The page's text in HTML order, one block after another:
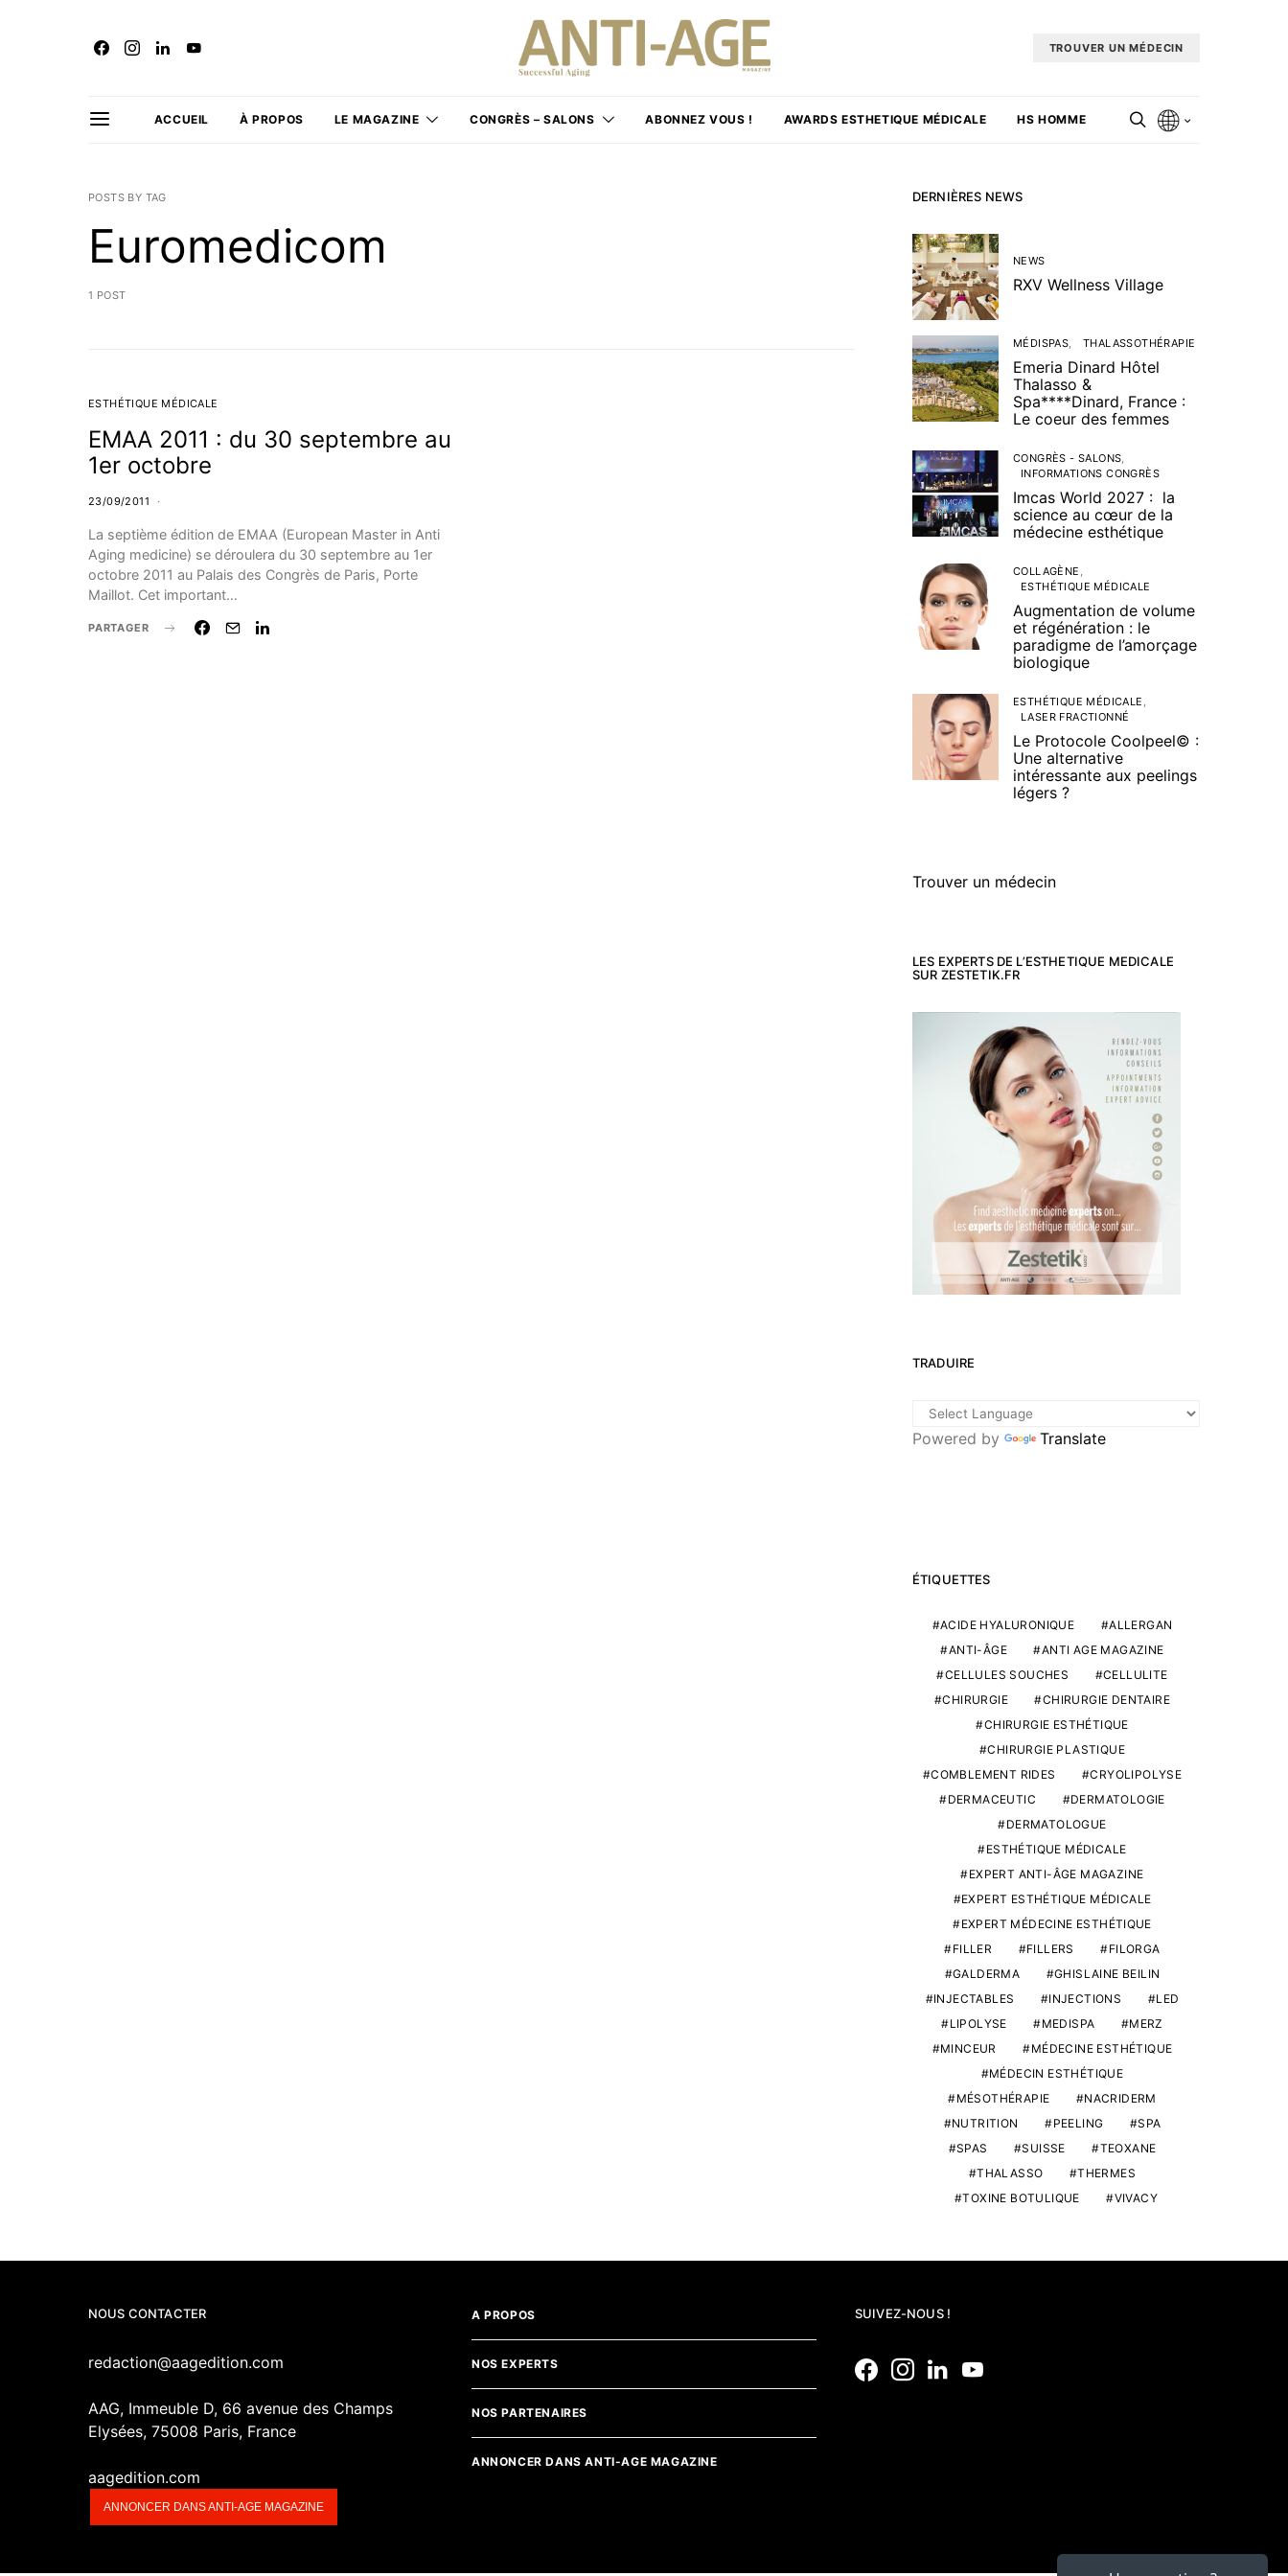
TROUVER UN MÉDECIN
ACCUEIL À PROPOS LE MAGAZINE CONGRÈS – SALONS ABONNEZ VOUS ! AWARDS ESTHETIQUE MÉDICALE HS HOMME
POSTS BY TAG
Euromedicom
1 POST
ESTHÉTIQUE MÉDICALE
EMAA 2011 : du 30 septembre au
1er octobre
23/09/2011
La septième édition de EMAA (European Master in Anti
Aging medicine) se déroulera du 30 septembre au 1er
octobre 2011 au Palais des Congrès de Paris, Porte
Maillot. Cet important…
PARTAGER
DERNIÈRES NEWS
NEWS
RXV Wellness Village
MÉDISPAS THALASSOTHÉRAPIE
Emeria Dinard Hôtel
Thalasso &
Spa****Dinard, France :
Le coeur des femmes
CONGRÈS - SALONS
INFORMATIONS CONGRÈS
Imcas World 2027 : la
science au cœur de la
médecine esthétique
COLLAGÈNE
ESTHÉTIQUE MÉDICALE
Augmentation de volume
et régénération : le
paradigme de l’amorçage
biologique
ESTHÉTIQUE MÉDICALE
LASER FRACTIONNÉ
Le Protocole Coolpeel© :
Une alternative
intéressante aux peelings
légers ?
Trouver un médecin
LES EXPERTS DE L’ESTHETIQUE MEDICALE
SUR ZESTETIK.FR
TRADUIRE
Powered by Translate
ÉTIQUETTES
ACIDE HYALURONIQUE
ALLERGAN
ANTI-ÂGE
ANTI AGE MAGAZINE
CELLULES SOUCHES
CELLULITE
CHIRURGIE
CHIRURGIE DENTAIRE
CHIRURGIE ESTHÉTIQUE
CHIRURGIE PLASTIQUE
COMBLEMENT RIDES
CRYOLIPOLYSE
DERMACEUTIC
DERMATOLOGIE
DERMATOLOGUE
ESTHÉTIQUE MÉDICALE
EXPERT ANTI-ÂGE MAGAZINE
EXPERT ESTHÉTIQUE MÉDICALE
EXPERT MÉDECINE ESTHÉTIQUE
FILLER
FILLERS
FILORGA
GALDERMA
GHISLAINE BEILIN
INJECTABLES
INJECTIONS
LED
LIPOLYSE
MEDISPA
MERZ
MINCEUR
MÉDECINE ESTHÉTIQUE
MÉDECIN ESTHÉTIQUE
MÉSOTHÉRAPIE
NACRIDERM
NUTRITION
PEELING
SPA
SPAS
SUISSE
TEOXANE
THALASSO
THERMES
TOXINE BOTULIQUE
VIVACY
NOUS CONTACTER
redaction@aagedition.com
AAG, Immeuble D, 66 avenue des Champs
Elysées, 75008 Paris, France
aagedition.com
ANNONCER DANS ANTI-AGE MAGAZINE
A PROPOS
NOS EXPERTS
NOS PARTENAIRES
ANNONCER DANS ANTI-AGE MAGAZINE
SUIVEZ-NOUS !